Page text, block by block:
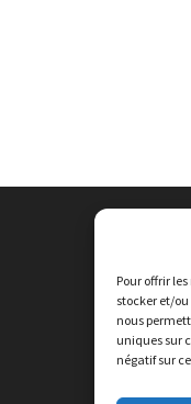
Pour offrir
stocker et/
nous
uniques sur
négatif sur